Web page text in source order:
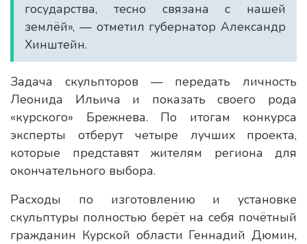
государства, тесно связана с нашей
землёй», — отметил губернатор Александр
Хинштейн.
Задача скульпторов — передать личность
Леонида Ильича и показать своего рода
«курского» Брежнева. По итогам конкурса
эксперты отберут четыре лучших проекта,
которые представят жителям региона для
окончательного выбора.
Расходы по изготовлению и установке
скульптуры полностью берёт на себя почётный
гражданин Курской области Геннадий Дюмин,